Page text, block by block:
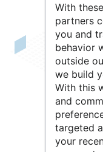
Le
Irène
Mixte de
Paris,
Sciences
With
partners
you and
behavior
outside
we build
With this
and
targeted
your